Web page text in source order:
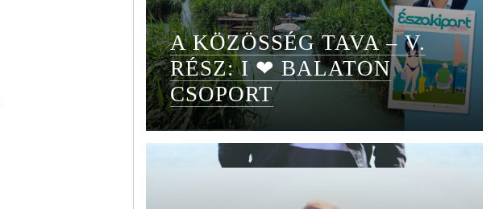
A KÖZÖSSÉG TAVA – V.
RÉSZ: I ❤ BALATON
CSOPORT